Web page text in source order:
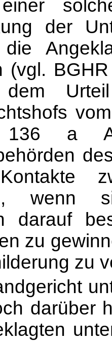
der
die
(vgl.
a
wenn
darauf
zu
zu
darüber